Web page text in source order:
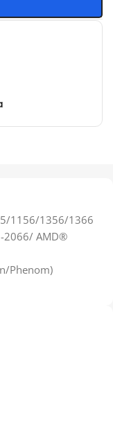
1156/1356/1366
2066/ AMD®
Phenom)